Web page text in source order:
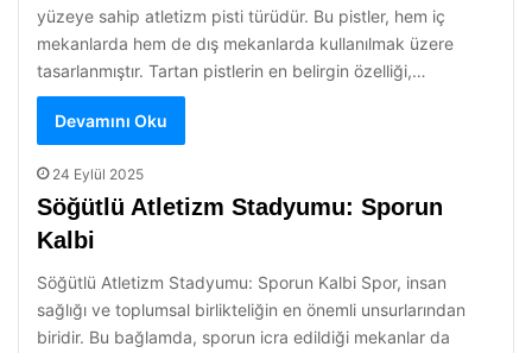
yüzeye sahip atletizm pisti türüdür. Bu pistler, hem iç
mekanlarda hem de dış mekanlarda kullanılmak üzere
tasarlanmıştır. Tartan pistlerin en belirgin özelliği,…
Devamını Oku
24 Eylül 2025
Söğütlü Atletizm Stadyumu: Sporun
Kalbi
Söğütlü Atletizm Stadyumu: Sporun Kalbi Spor, insan
sağlığı ve toplumsal birlikteliğin en önemli unsurlarından
biridir. Bu bağlamda, sporun icra edildiği mekanlar da